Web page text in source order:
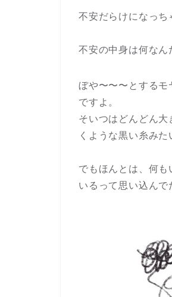
不安だらけになっち
不安の中身は何なん
ぼや〜〜〜とするモ
ですよ。
そいつはどんどん
くような黒い糸み
でもほんとは、何も
いるって思い込んで